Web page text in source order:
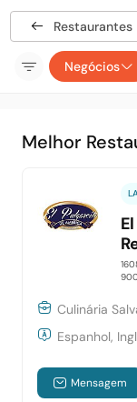
Restaurantes
Negócios
Melhor
Culinária
Espanhol,
Mensagem